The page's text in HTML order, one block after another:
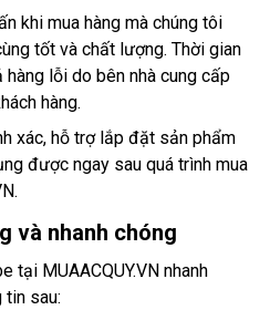
khi mua hàng mà chúng tôi
tốt và chất lượng. Thời gian
lỗi do bên nhà cung cấp
hàng.
xác, hỗ trợ lắp đặt sản phẩm
được ngay sau quá trình mua
và nhanh chóng
tại MUAACQUY.VN nhanh
tin sau: